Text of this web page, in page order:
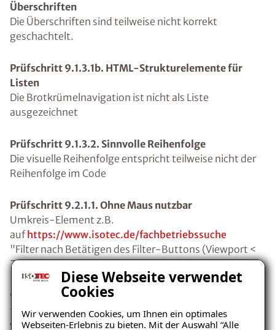
Diese Webseite verwendet
Cookies
Wir verwenden Cookies, um Ihnen ein optimales
Webseiten-Erlebnis zu bieten. Mit der Auswahl “Alle
Überschriften
Die Überschriften sind teilweise nicht korrekt
geschachtelt.
Prüfschritt 9.1.3.1b. HTML-Strukturelemente für
Listen
Die Brotkrümelnavigation ist nicht als Liste
ausgezeichnet
Prüfschritt 9.1.3.2. Sinnvolle Reihenfolge
Die visuelle Reihenfolge entspricht teilweise nicht der
Reihenfolge im Code
Prüfschritt 9.2.1.1. Ohne Maus nutzbar
Umkreis-Element z.B.
auf https://www.isotec.de/fachbetriebssuche
"Filter nach Betätigen des Filter-Buttons (Viewport <
768px) z.Bhttps://www.isotec.de/fachbetriebssuche
9.2.4.1. Bereiche überspringbar
fehlende Unterscheidung z.B. aria-label der
verschiedenen Navigationen